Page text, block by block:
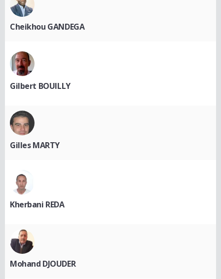
Cheikhou GANDEGA
Gilbert BOUILLY
Gilles MARTY
Kherbani REDA
Mohand DJOUDER